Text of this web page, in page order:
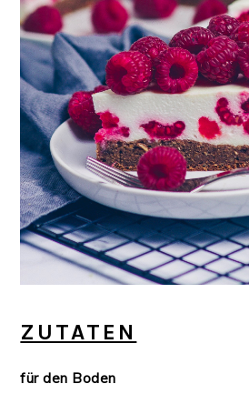
ZUTATEN
für den Boden